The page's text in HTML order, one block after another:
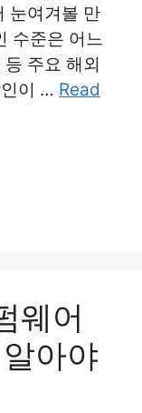
눈여겨볼 만
수준은 어느
주요 해외
이 … Read
웨어
아야